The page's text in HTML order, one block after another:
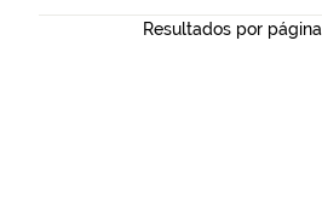
Resultados por página